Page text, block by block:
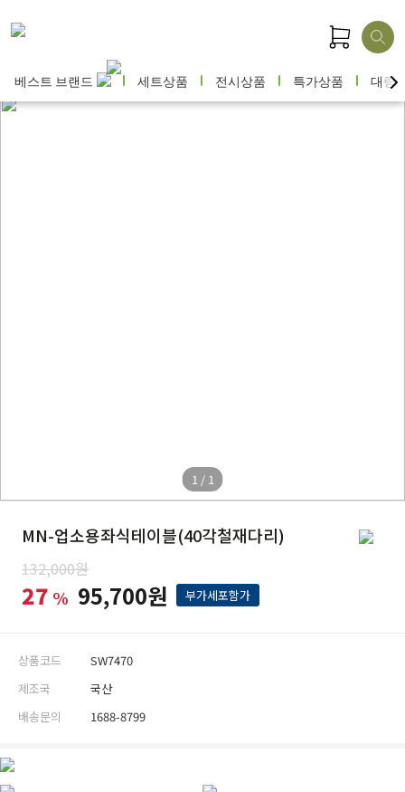
베스트 브랜드 세트상품 전시상품 특가상품 대량
1 / 1
MN-업소용좌식테이블(40각철재다리)
132,000원
27 % 95,700원 부가세포함가
상품코드
SW7470
제조국
국산
배송문의
1688-8799